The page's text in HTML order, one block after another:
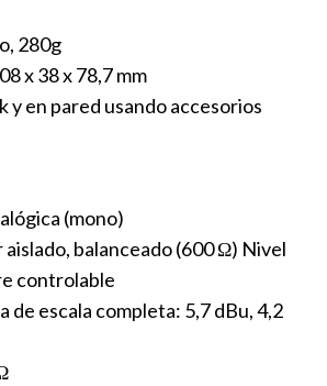
280g
x 38 x 78,7 mm
y en pared usando accesorios
(mono)
balanceado (600 Ω) Nivel
controlable
de escala completa: 5,7 dBu, 4,2